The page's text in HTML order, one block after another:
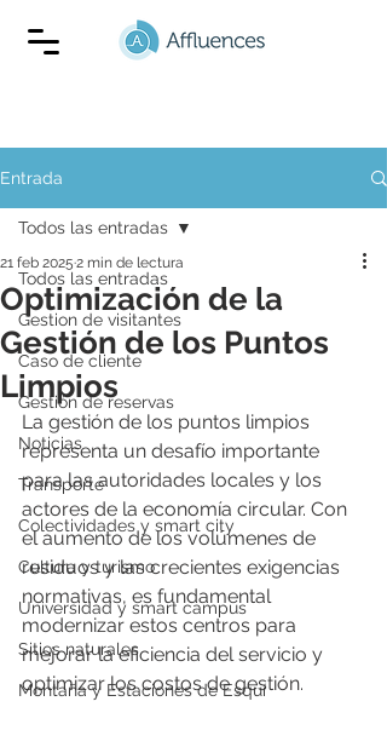
Entrada
Todos las entradas
Gestion de visitantes
Caso de cliente
Gestión de reservas
Noticias
Transporte
Colectividades y smart city
Cultura y turismo
Universidad y smart campus
Sitios naturales
Montaña y Estaciones de Esquí
Todos las entradas
Optimización de la
Gestión de los Puntos
Limpios
21 feb 2025 2 min de lectura
La gestión de los puntos limpios
representa un desafío importante
para las autoridades locales y los
actores de la economía circular. Con
el aumento de los volúmenes de
residuos y las crecientes exigencias
normativas, es fundamental
modernizar estos centros para
mejorar la eficiencia del servicio y
optimizar los costos de gestión.